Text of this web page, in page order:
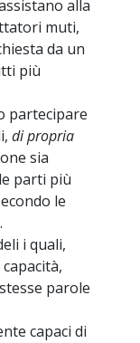
alla
muti,
da un
più
partecipare
di propria
sia
parti più
le
i quali,
parole
capaci di